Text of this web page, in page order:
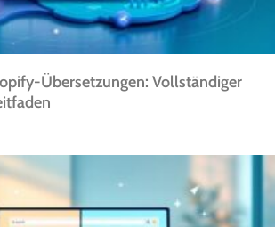
Übersetzungen: Vollständiger